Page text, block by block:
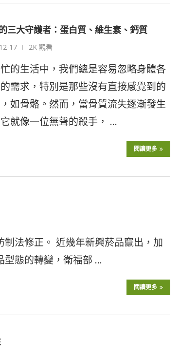
三大守護者：蛋白質、維生素、鈣質
17 2K 觀看
的生活中，我們總是容易忽略身體各
需求，特別是那些沒有直接感覺到的
如骨骼。然而，當骨質流失逐漸發生
就像一位無聲的殺手， …
閱讀更多
法修正。 近幾年新興菸品竄出，加
型態的轉變，衛福部 …
閱讀更多